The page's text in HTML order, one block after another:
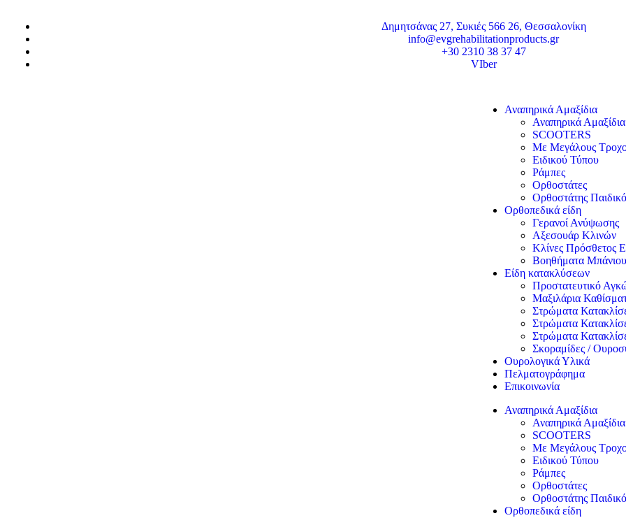
Δημητσάνας 27, Συκιές 566 26, Θεσσαλονίκη
info@evgrehabilitationproducts.gr
+30 2310 38 37 47
VIber
Αναπηρικά Αμαξίδια
Αναπηρικά Αμαξίδια
SCOOTERS
Με Μεγάλους
Ειδικού Τύπου
Ράμπες
Ορθοστάτες
Ορθοστάτης
Ορθοπεδικά είδη
Γερανοί Ανύψωσης
Αξεσουάρ Κλινών
Κλίνες Πρόσθετος
Βοηθήματα Μπάνιου
Είδη κατακλύσεων
Προστατευτικό
Μαξιλάρια
Στρώματα
Στρώματα
Στρώματα
Σκοραμίδες /
Ουρολογικά Υλικά
Πελματογράφημα
Επικοινωνία
Αναπηρικά Αμαξίδια
Αναπηρικά Αμαξίδια
SCOOTERS
Με Μεγάλους
Ειδικού Τύπου
Ράμπες
Ορθοστάτες
Ορθοστάτης
Ορθοπεδικά είδη